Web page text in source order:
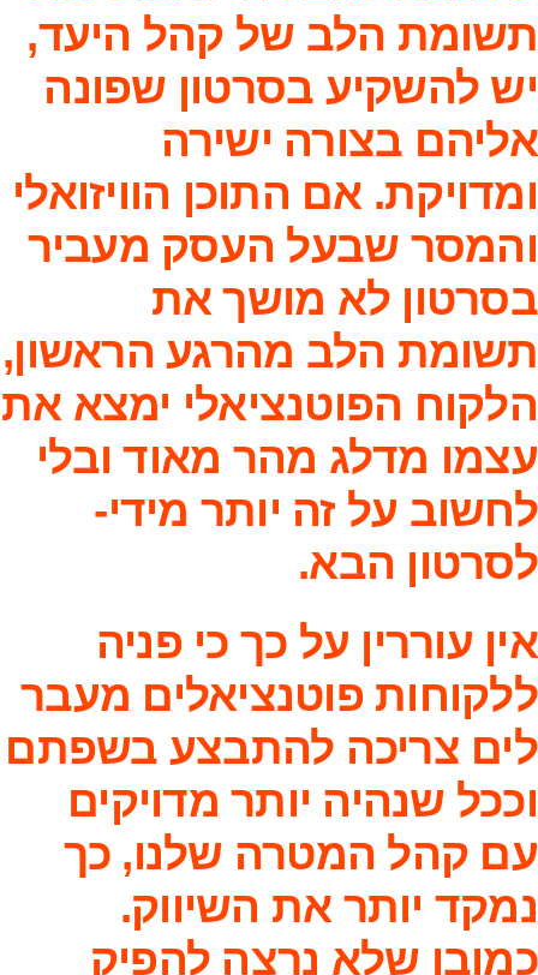
תשומת הלב של קהל היעד,
יש להשקיע בסרטון שפונה
אליהם בצורה ישירה
ומדויקת. אם התוכן הוויזואלי
והמסר שבעל העסק מעביר
בסרטון לא מושך את
תשומת הלב מהרגע הראשון,
הלקוח הפוטנציאלי ימצא את
עצמו מדלג מהר מאוד ובלי
לחשוב על זה יותר מידי-
לסרטון הבא.
אין עוררין על כך כי פניה
ללקוחות פוטנציאלים מעבר
לים צריכה להתבצע בשפתם
וככל שנהיה יותר מדויקים
עם קהל המטרה שלנו, כך
נמקד יותר את השיווק.
כמובן שלא נרצה להפיק